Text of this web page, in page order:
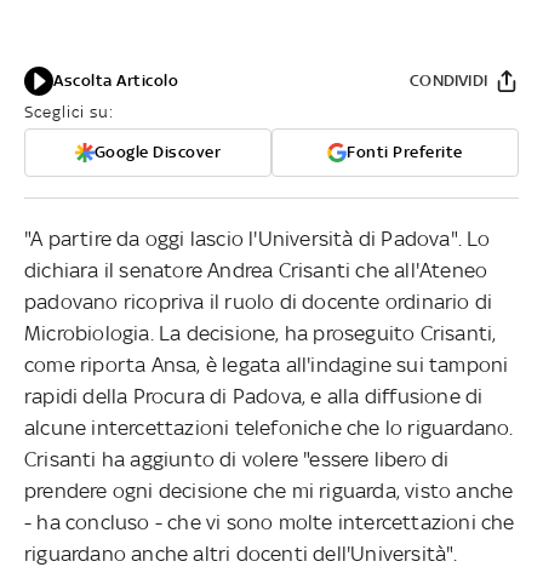
Ascolta Articolo
Sceglici su:
Google Discover Fonti Preferite
CONDIVIDI
"A partire da oggi lascio l'Università di Padova". Lo
dichiara il senatore Andrea Crisanti che all'Ateneo
padovano ricopriva il ruolo di docente ordinario di
Microbiologia. La decisione, ha proseguito Crisanti,
come riporta Ansa, è legata all'indagine sui tamponi
rapidi della Procura di Padova, e alla diffusione di
alcune intercettazioni telefoniche che lo riguardano.
Crisanti ha aggiunto di volere "essere libero di
prendere ogni decisione che mi riguarda, visto anche
- ha concluso - che vi sono molte intercettazioni che
riguardano anche altri docenti dell'Università".